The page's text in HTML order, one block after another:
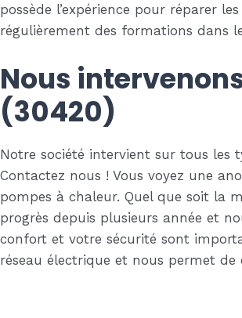
possède l’expérience pour réparer
régulièrement des formations dans
Nous
(30420)
Notre société intervient sur tous les
Contactez nous ! Vous voyez une
pompes à chaleur. Quel que soit la
progrès depuis plusieurs année et
confort et votre sécurité sont
réseau électrique et nous permet